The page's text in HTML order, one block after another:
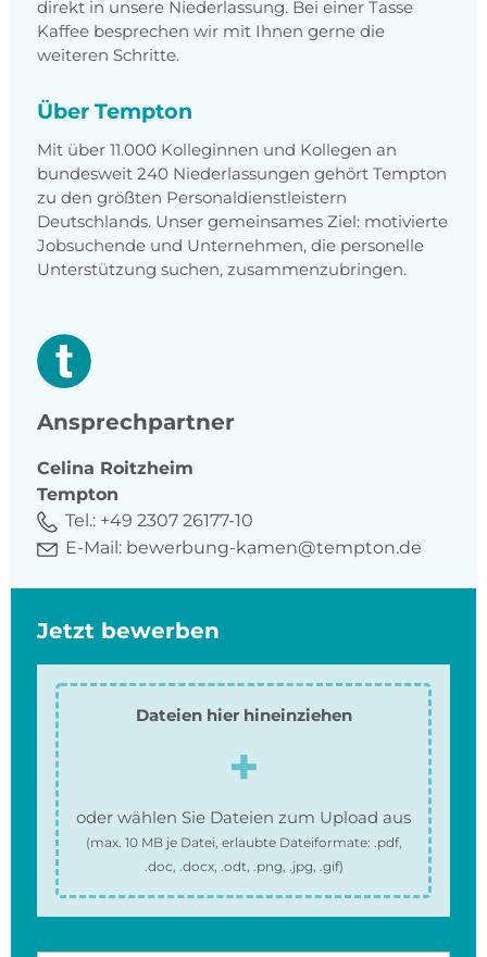
direkt in unsere Niederlassung. Bei einer Tasse
Kaffee besprechen wir mit Ihnen gerne die
weiteren Schritte.
Über Tempton
Mit über 11.000 Kolleginnen und Kollegen an
bundesweit 240 Niederlassungen gehört Tempton
zu den größten Personaldienstleistern
Deutschlands. Unser gemeinsames Ziel: motivierte
Jobsuchende und Unternehmen, die personelle
Unterstützung suchen, zusammenzubringen.
Ansprechpartner
Celina Roitzheim
Tempton
Tel.: +49 2307 26177-10
E-Mail: bewerbung-kamen@tempton.de
Jetzt bewerben
Dateien hier hineinziehen
oder wählen Sie Dateien zum Upload aus
(max. 10 MBje Datei, erlaubte Dateiformate: .pdf,
.doc, .docx, .odt, .png, .jpg, .gif)